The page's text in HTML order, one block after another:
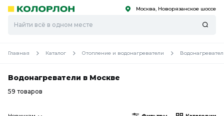
Скоро
Скоро Москва, Новорязанское шоссе
Главная Каталог Отопление и водонагреватели
Водонагреватели в Москве
59 товаров